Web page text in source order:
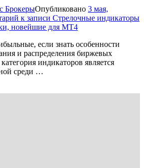
БрокерыОпубликовано 3 мая,
к записи Стрелочные индикаторы
новейшие для МТ4
если знать особенности
и распределения биржевых
индикаторов является
среди …